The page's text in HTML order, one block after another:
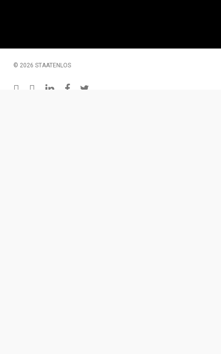
© 2026 STAATENLOS
instagramyoutubelinkedinfacebook
twitter